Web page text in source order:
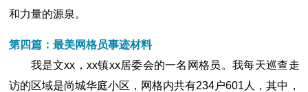
和力量的源泉。
第四篇：最美网格员事迹材料
我是文xx，xx镇xx居委会的一名网格员。我每天巡查走
访的区域是尚城华庭小区，网格内共有234户601人，其中，